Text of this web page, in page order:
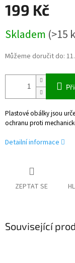
199 Kč
cena:
Skladem (>15
Můžeme doručit do:
Plastové obálky jsou
ochranu proti
Detailní informace
ZEPTAT SE
Související